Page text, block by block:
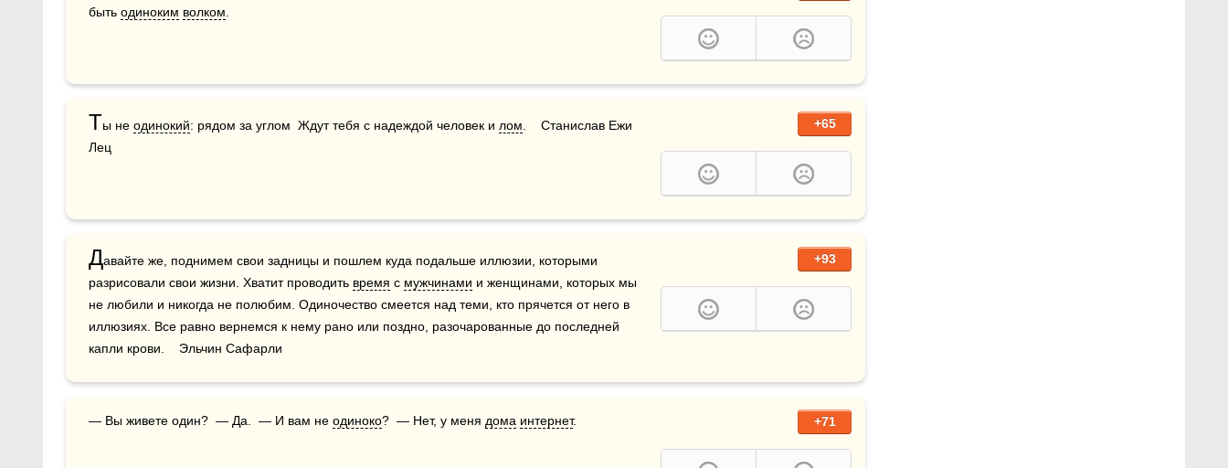
быть одиноким волком
+65
Ты не одинокий: рядом за углом  Ждут тебя с надеждой человек и лом .    Станислав Ежи
Лец
+93
Давайте же, поднимем свои задницы и пошлем куда подальше иллюзии, которыми
разрисовали свои жизни. Хватит проводить время с мужчинами и женщинами, которых мы
не любили и никогда не полюбим. Одиночество смеется над теми, кто прячется от него в
иллюзиях. Все равно вернемся к нему рано или поздно, разочарованные до последней
капли крови.    Эльчин Сафарли
+71
— Вы живете один?  — Да.  — И вам не одиноко?  — Нет, у меня дома интернет.